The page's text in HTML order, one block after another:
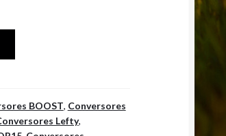
BOOST, Conversores
Lefty,